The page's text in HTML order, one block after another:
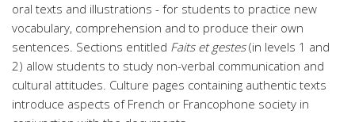
oral texts and illustrations - for students to practice new
vocabulary, comprehension and to produce their own
sentences. Sections entitled Faits et gestes(in levels 1 and
2) allow students to study non-verbal communication and
cultural attitudes. Culture pages containing authentic texts
introduce aspects of French or Francophone society in